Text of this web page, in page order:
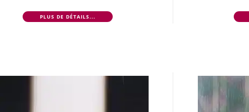
PLUS DE DÉTAILS...